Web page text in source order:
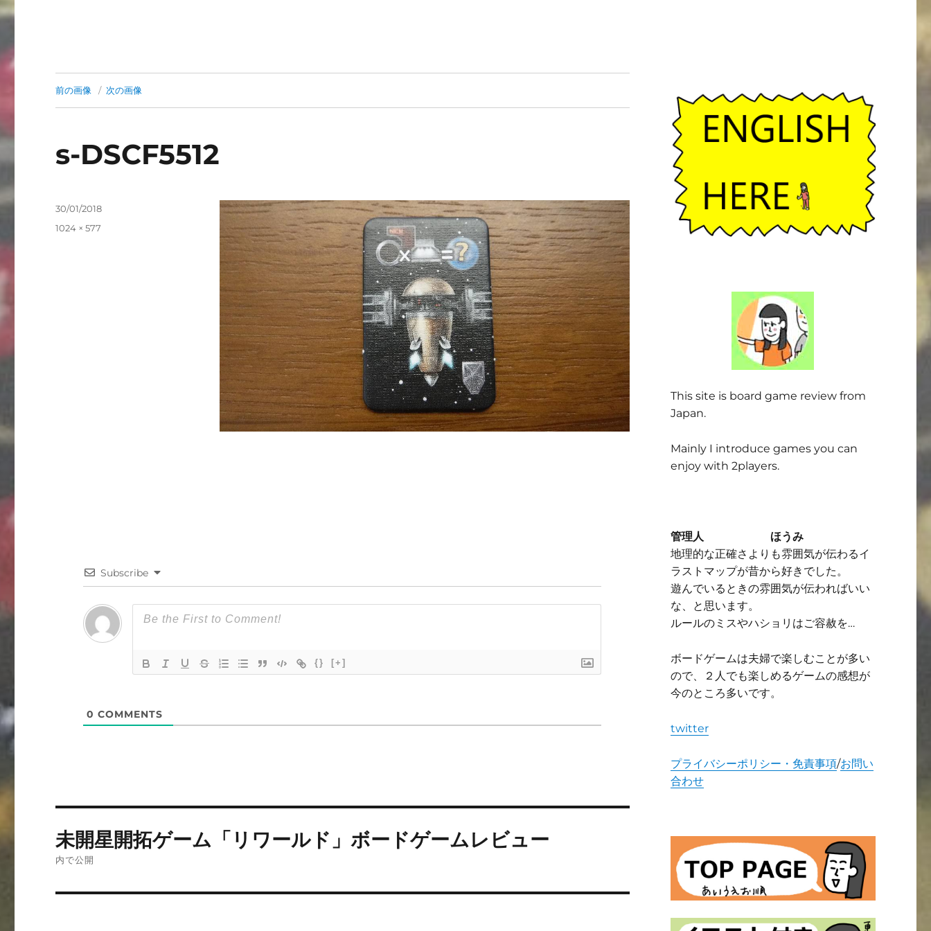
前の画像 次の画像
s-DSCF5512
投
30/01/2018
フ
1024 × 577
Subscribe
{} [+]
0 COMMENTS
稿
未開星開拓ゲーム「リワールド」ボードゲームレビュー
内で公開
This site is board game review from
Japan.
Mainly I introduce games you can
enjoy with 2players.
管理人 ほうみ
地理的な正確さよりも雰囲気が伝わるイ
ラストマップが昔から好きでした。
遊んでいるときの雰囲気が伝わればいい
な、と思います。
ルールのミスやハショリはご容赦を…
ボードゲームは夫婦で楽しむことが多い
ので、２人でも楽しめるゲームの感想が
今のところ多いです。
twitter
プライバシーポリシー・免責事項/お問い
合わせ